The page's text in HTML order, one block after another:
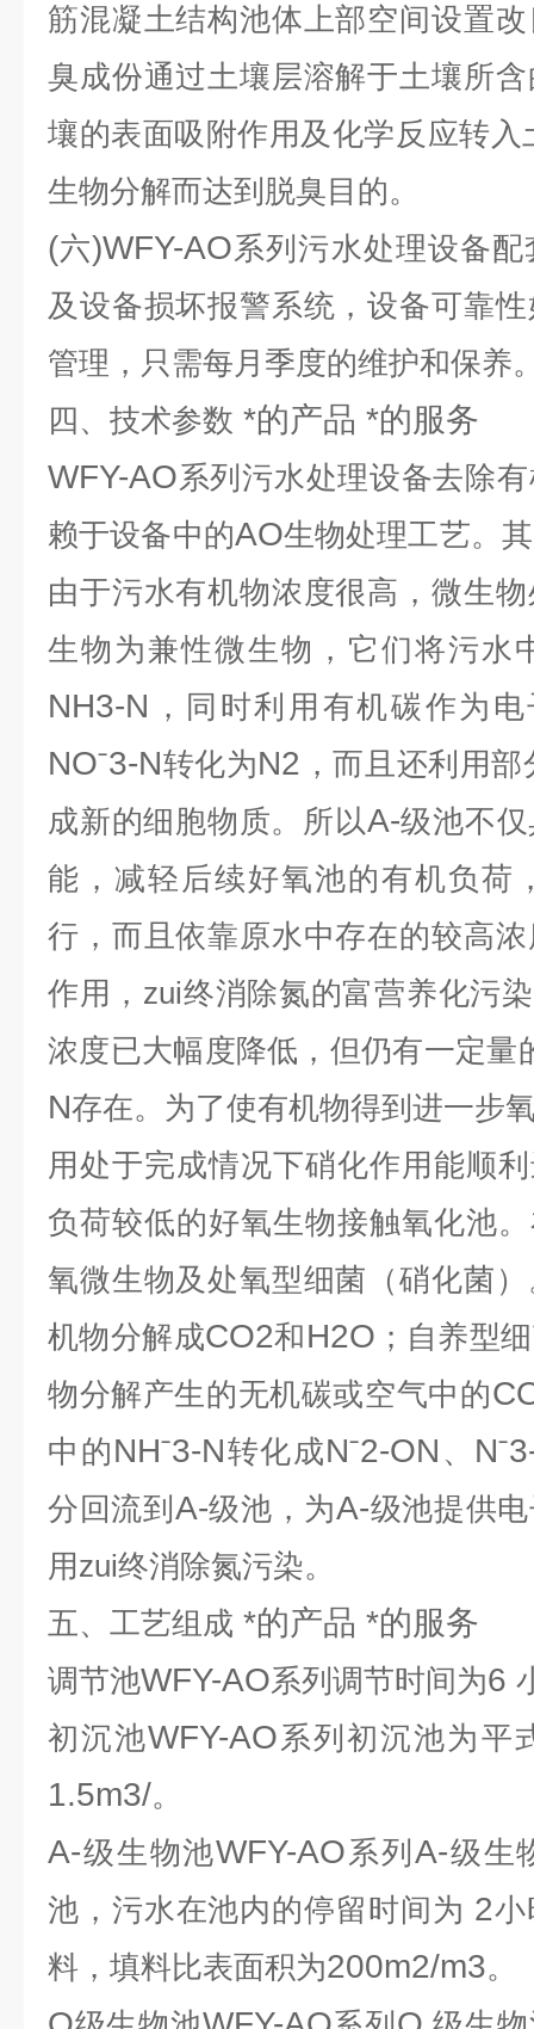
筋混凝土结构池体上部空间设置
臭成份通过土壤层溶解于土壤所
壤的表面吸附作用及化学反应转
生物分解而达到脱臭目的。
(六)WFY-AO系列污水处理设备
及设备损坏报警系统，设备可靠
管理，只需每月季度的维护和保养
四、技术参数 *的产品 *的服务
WFY-AO系列污水处理设备去除
赖于设备中的AO生物处理工艺。
由于污水有机物浓度很高，微生
生物为兼性微生物，它们将污水
NH3-N ，同时利用有机碳作为
NOˉ3-N转化为N2 ，而且还利用
成新的细胞物质。所以A-级池不
能，减轻后续好氧池的有机负荷
行，而且依靠原水中存在的较高
作用，zui终消除氮的富营养化污
浓度已大幅度降低，但仍有一定量
N存在。为了使有机物得到进一步
用处于完成情况下硝化作用能顺
负荷较低的好氧生物接触氧化池
氧微生物及处氧型细菌（硝化菌
机物分解成CO2和H2O ；自养型
物分解产生的无机碳或空气中的
中的NHˉ3-N转化成Nˉ2-ON 、 Nˉ
分回流到 A-级池，为A-级池提供
用zui终消除氮污染。
五、工艺组成 *的产品 *的服务
调节池WFY-AO系列调节时间为6
初沉池WFY-AO系列初沉池为平
1.5m3/。
A-级生物池WFY-AO系列 A-级生
池，污水在池内的停留时间为 2小
料，填料比表面积为200m2/m3。